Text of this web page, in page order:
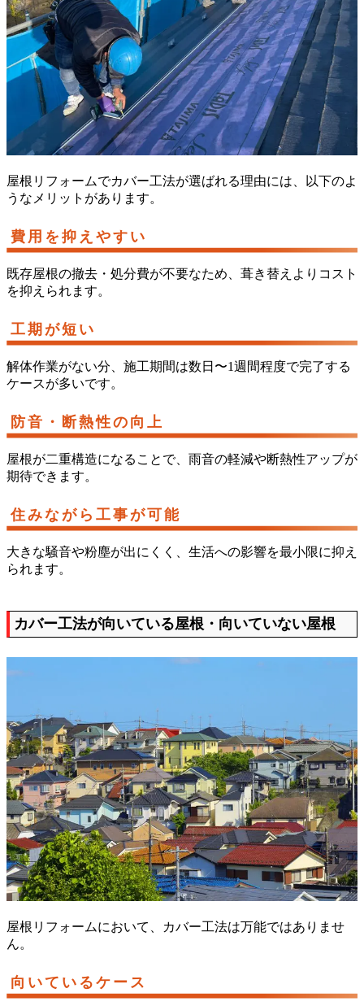
屋根リフォームでカバー工法が選ばれる理由には、以下のよ
うなメリットがあります。
費用を抑えやすい
既存屋根の撤去・処分費が不要なため、葺き替えよりコスト
を抑えられます。
工期が短い
解体作業がない分、施工期間は数日〜1週間程度で完了する
ケースが多いです。
防音・断熱性の向上
屋根が二重構造になることで、雨音の軽減や断熱性アップが
期待できます。
住みながら工事が可能
大きな騒音や粉塵が出にくく、生活への影響を最小限に抑え
られます。
カバー工法が向いている屋根・向いていない屋根
屋根リフォームにおいて、カバー工法は万能ではありませ
ん。
向いているケース